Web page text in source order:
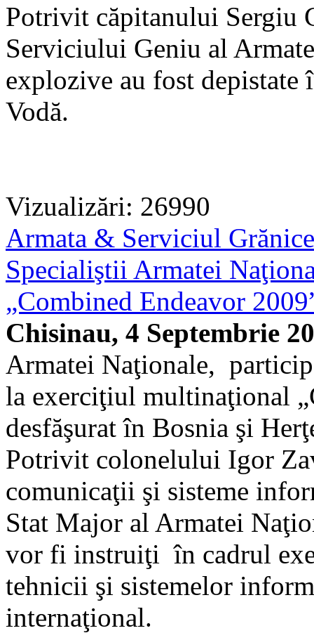
Potrivit căpitanului Sergiu
Serviciului Geniu al
explozive au fost
Vodă.
Vizualizări: 26990
Armata & Serviciul
Specialiştii Armatei
„Combined Endeavor
Chisinau, 4 Septembrie
Armatei Naţionale,
la exerciţiul multinaţional
desfăşurat în Bosnia şi
Potrivit colonelului Igor
comunicaţii şi sisteme
Stat Major al Armatei
vor fi instruiţi în cadrul
tehnicii şi sistemelor
internaţional.